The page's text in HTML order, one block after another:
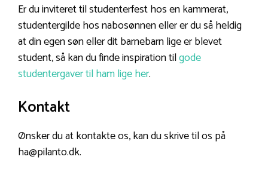
Er du inviteret til studenterfest hos en kammerat,
studentergilde hos nabosønnen eller er du så heldig
at din egen søn eller dit barnebarn lige er blevet
student, så kan du finde inspiration tilgode
studentergaver til ham lige her.
Kontakt
Ønsker du at kontakte os, kan du skrive til os på
ha@pilanto.dk.